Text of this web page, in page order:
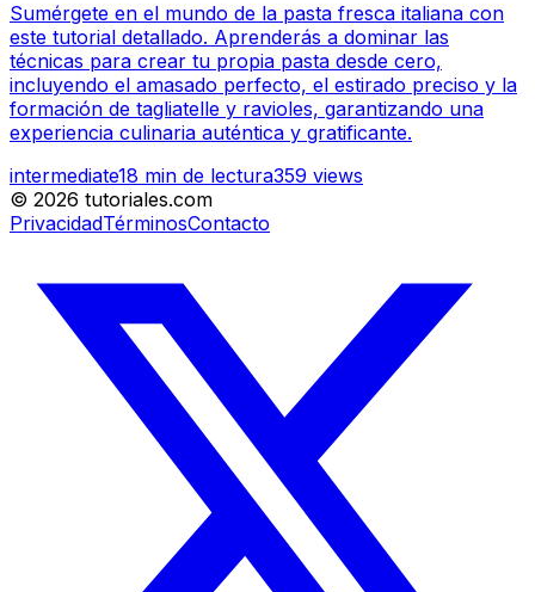
Sumérgete en el mundo de la pasta fresca italiana con
este tutorial detallado. Aprenderás a dominar las
técnicas para crear tu propia pasta desde cero,
incluyendo el amasado perfecto, el estirado preciso y la
formación de tagliatelle y ravioles, garantizando una
experiencia culinaria auténtica y gratificante.
intermediate18 min de lectura359 views
© 2026 tutoriales.com
PrivacidadTérminosContacto